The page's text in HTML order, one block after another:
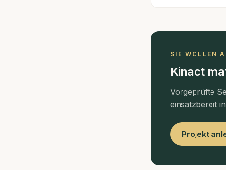
SIE WOLLEN
Kinact
Vorgeprüfte
einsatzbereit
Projekt